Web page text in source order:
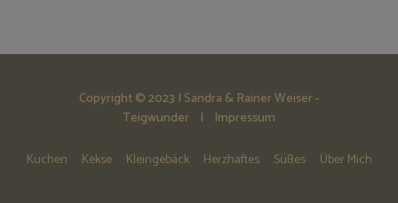
Kuchen Kekse Kleingebäck Herzhaftes Süßes Über Mich
Copyright © 2023 | Sandra & Rainer Weiser -
Teigwunder | Impressum